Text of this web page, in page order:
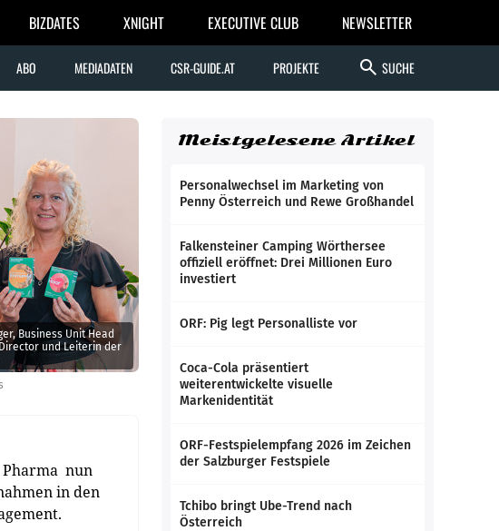
BIZDATES XNIGHT EXECUTIVE CLUB NEWSLETTER
ABO MEDIADATEN CSR-GUIDE.AT PROJEKTE search SUCHE
Business Unit Head
und Leiterin der
Pharma nun
in den
Meistgelesene Artikel
Personalwechsel im Marketing von
Penny Österreich und Rewe Großhandel
Falkensteiner Camping Wörthersee
offiziell eröffnet: Drei Millionen Euro
investiert
ORF: Pig legt Personalliste vor
Coca-Cola präsentiert
weiterentwickelte visuelle
Markenidentität
ORF-Festspielempfang 2026 im Zeichen
der Salzburger Festspiele
Tchibo bringt Ube-Trend nach
Österreich